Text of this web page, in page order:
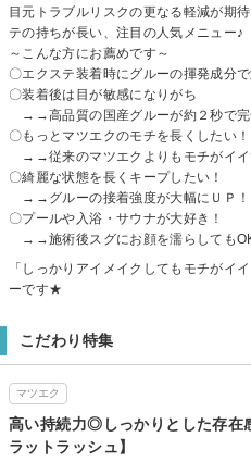
目元トラブルリスクの更なる軽減が期
テの持ちが長い、注目の人気メニュー♪
～こんな方にお薦めです～
〇エクステ装着時にグルーの揮発成分
〇装着後は目が敏感になりがち
→→高品質の国産グルーが約２秒で完
〇もっとマツエクのモチを長くしたい！
→→従来のマツエクよりもモチがイイ
〇綺麗な状態を長くキープしたい！
→→グルーの接着強度が大幅にＵＰ！
〇プールや入浴・サウナが大好き！
→→施術後スグにお顔を濡らしても
「しっかりアイメイクしてもモチがイ
ーです★
こだわり特集
マツエク
高い持続力◎しっかりとした存
ラットラッシュ】